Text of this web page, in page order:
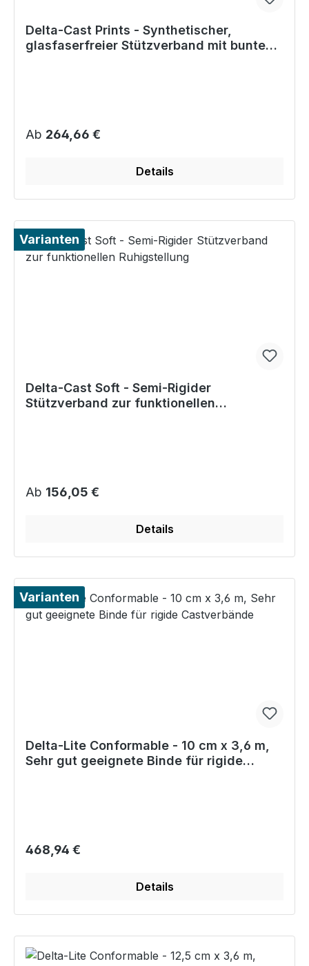
Delta-Cast Prints - Synthetischer,
glasfaserfreier Stützverband mit bunten
Regulärer Preis:
Ab 264,66 €
Details
Varianten
Delta-Cast Soft - Semi-Rigider
Stützverband zur funktionellen
Regulärer Preis:
Ab 156,05 €
Details
Varianten
Delta-Lite Conformable - 10 cm x 3,6 m,
Sehr gut geeignete Binde für rigide
Regulärer Preis:
468,94 €
Details